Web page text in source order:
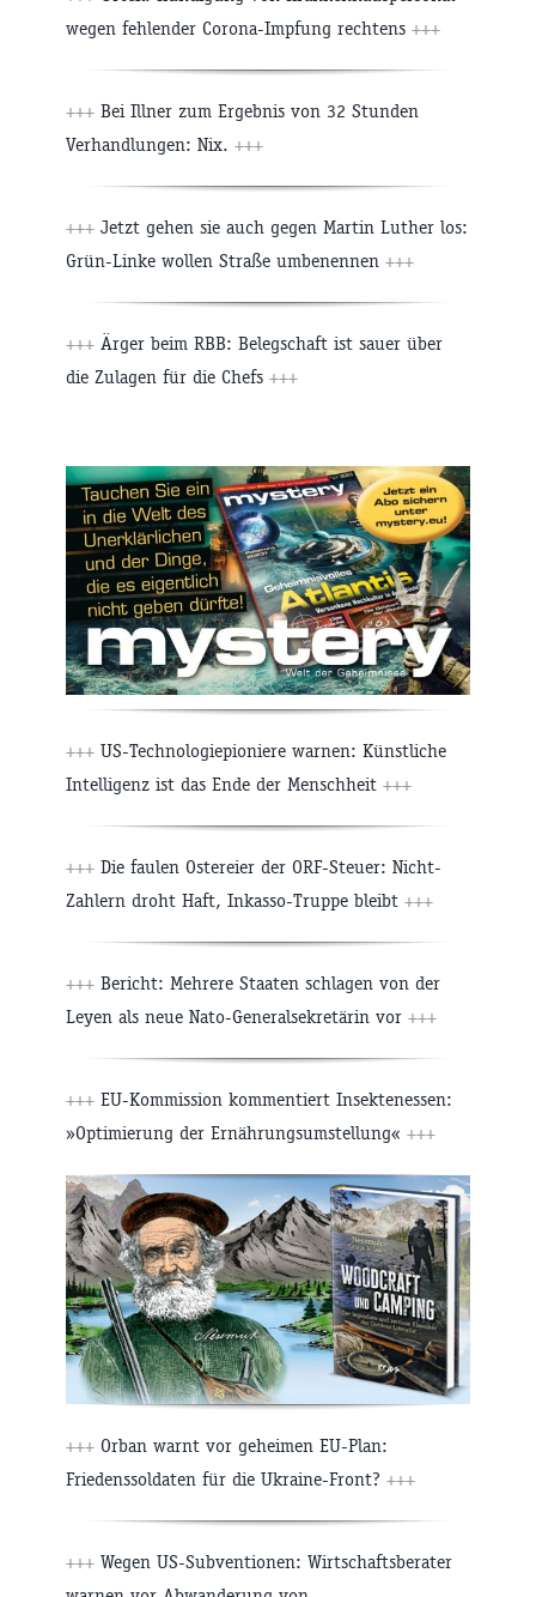
wegen fehlender Corona-Impfung rechtens +++
+++ Bei Illner zum Ergebnis von 32 Stunden
Verhandlungen: Nix. +++
+++ Jetzt gehen sie auch gegen Martin Luther los:
Grün-Linke wollen Straße umbenennen +++
+++ Ärger beim RBB: Belegschaft ist sauer über
die Zulagen für die Chefs +++
+++ US-Technologiepioniere warnen: Künstliche
Intelligenz ist das Ende der Menschheit +++
+++ Die faulen Ostereier der ORF-Steuer: Nicht-
Zahlern droht Haft, Inkasso-Truppe bleibt +++
+++ Bericht: Mehrere Staaten schlagen von der
Leyen als neue Nato-Generalsekretärin vor +++
+++ EU-Kommission kommentiert Insektenessen:
»Optimierung der Ernährungsumstellung« +++
+++ Orban warnt vor geheimen EU-Plan:
Friedenssoldaten für die Ukraine-Front? +++
+++ Wegen US-Subventionen: Wirtschaftsberater